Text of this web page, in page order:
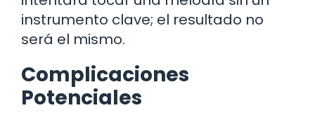
instrumento clave; el resultado no
será el mismo.
Complicaciones
Potenciales